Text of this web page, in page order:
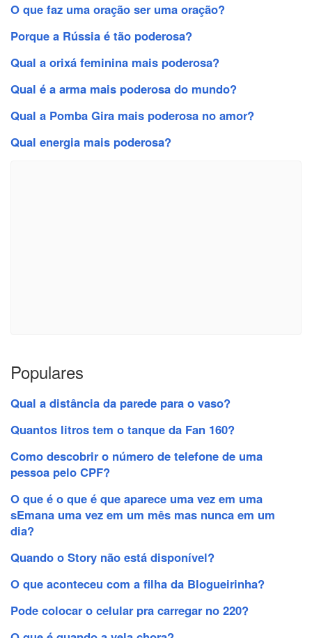
O que faz uma oração ser uma oração?
Porque a Rússia é tão poderosa?
Qual a orixá feminina mais poderosa?
Qual é a arma mais poderosa do mundo?
Qual a Pomba Gira mais poderosa no amor?
Qual energia mais poderosa?
Populares
Qual a distância da parede para o vaso?
Quantos litros tem o tanque da Fan 160?
Como descobrir o número de telefone de uma
pessoa pelo CPF?
O que é o que é que aparece uma vez em uma
sEmana uma vez em um mês mas nunca em um
dia?
Quando o Story não está disponível?
O que aconteceu com a filha da Blogueirinha?
Pode colocar o celular pra carregar no 220?